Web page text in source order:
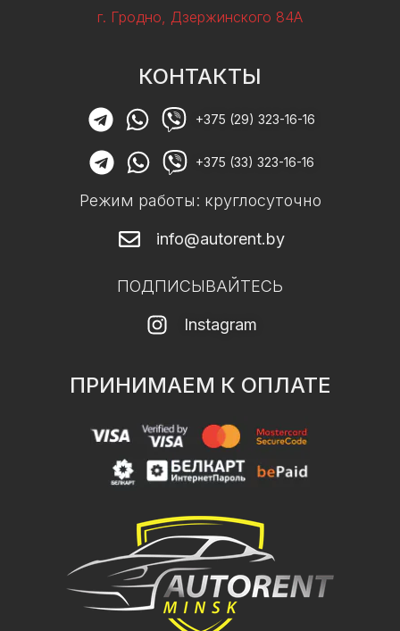
г. Гродно, Дзержинского 84А
КОНТАКТЫ
+375 (29) 323-16-16
+375 (33) 323-16-16
Режим работы: круглосуточно
info@autorent.by
ПОДПИСЫВАЙТЕСЬ
Instagram
ПРИНИМАЕМ К ОПЛАТЕ